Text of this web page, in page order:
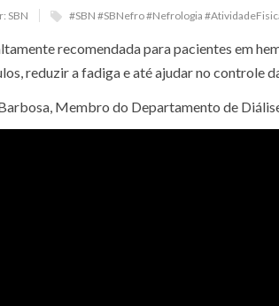
SBN #SBN #SBNefro #Nefrologia
recomendada para pacientes em
reduzir a fadiga e até ajudar no controle
Membro do Departamento de